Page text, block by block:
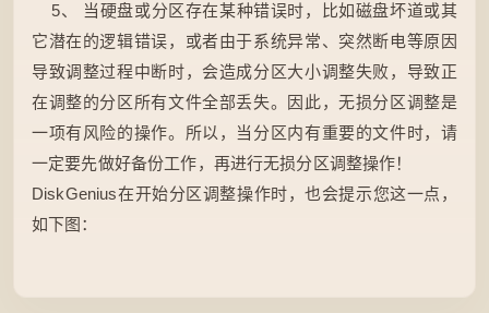
5、 当硬盘或分区存在某种错误时，比如磁盘坏道或其
它潜在的逻辑错误，或者由于系统异常、突然断电等原因
导致调整过程中断时，会造成分区大小调整失败，导致正
在调整的分区所有文件全部丢失。因此，无损分区调整是
一项有风险的操作。所以，当分区内有重要的文件时，请
一定要先做好备份工作，再进行无损分区调整操作！
DiskGenius在开始分区调整操作时，也会提示您这一点，
如下图：